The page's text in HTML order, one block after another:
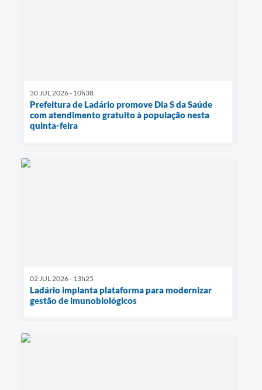
30 JUL 2026 - 10h38
Prefeitura de Ladário promove Dia S da Saúde
com atendimento gratuito à população nesta
quinta-feira
02 JUL 2026 - 13h25
Ladário implanta plataforma para modernizar
gestão de imunobiológicos